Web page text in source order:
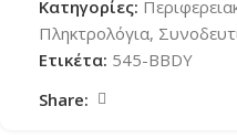
Κατηγορίες:
Πληκτρολόγια,
Ετικέτα: 545-BBDY
Share: